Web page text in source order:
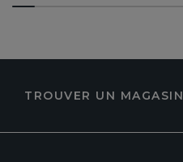
TROUVER UN MAGASIN